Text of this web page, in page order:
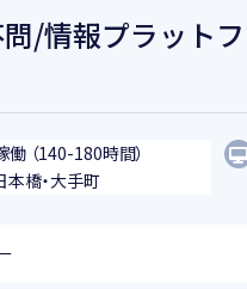
問/情報プラット
（140-180時間）
本橋・大手町